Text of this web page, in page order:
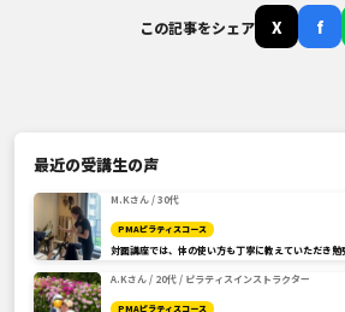
この記事をシェア X f
最近の受講生の声
M.Kさん / 30代
PMAピラティスコース
対面講座では、体の使い方も丁寧に教えていただき勉
A.Kさん / 20代 / ピラティスインストラクター
PMAピラティスコース